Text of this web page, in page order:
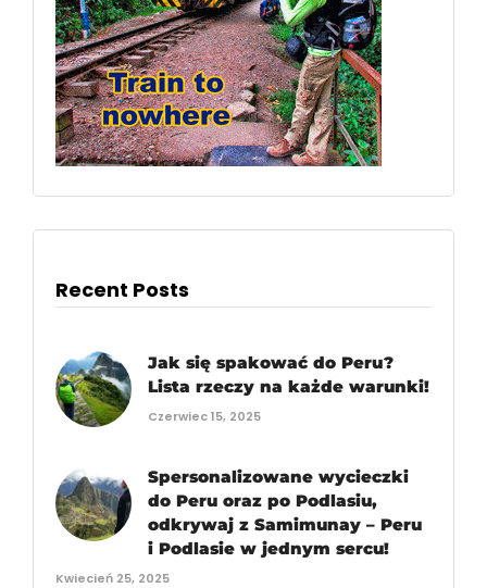
Recent Posts
Jak się spakować do Peru?
Lista rzeczy na każde warunki!
Czerwiec 15, 2025
Spersonalizowane wycieczki
do Peru oraz po Podlasiu,
odkrywaj z Samimunay – Peru
i Podlasie w jednym sercu!
Kwiecień 25, 2025